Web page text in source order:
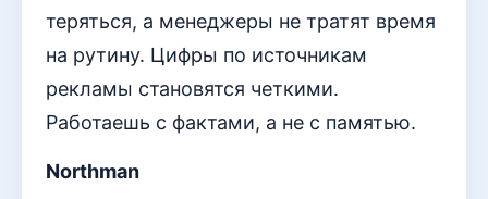
теряться, а менеджеры не тратят время
на рутину. Цифры по источникам
рекламы становятся четкими.
Работаешь с фактами, а не с памятью.
Northman